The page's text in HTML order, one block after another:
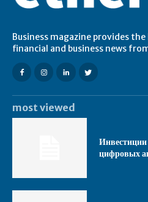
Business magazine provides
financial and business news
most viewed
цифровых